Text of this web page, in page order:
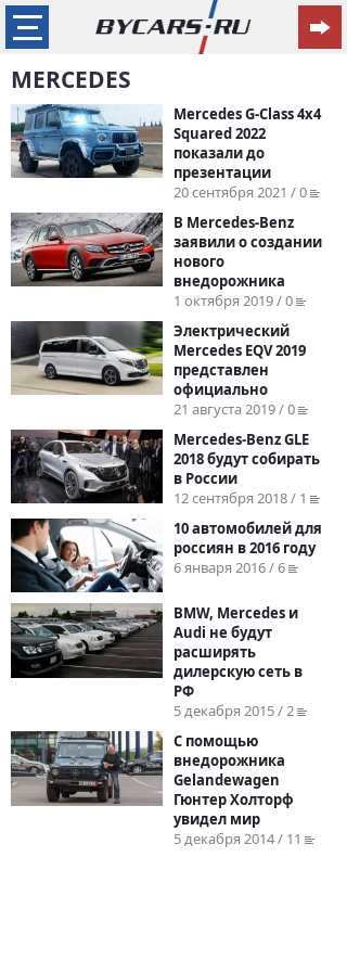
MERCEDES
Mercedes G-Class 4x4
Squared 2022
показали до
презентации
20 сентября 2021 / 0
В Mercedes-Benz
заявили о создании
нового
внедорожника
1 октября 2019 / 0
Электрический
Mercedes EQV 2019
представлен
официально
21 августа 2019 / 0
Mercedes-Benz GLE
2018 будут собирать
в России
12 сентября 2018 / 1
10 автомобилей для
россиян в 2016 году
6 января 2016 / 6
BMW, Mercedes и
Audi не будут
расширять
дилерскую сеть в
РФ
5 декабря 2015 / 2
С помощью
внедорожника
Gelandewagen
Гюнтер Холторф
увидел мир
5 декабря 2014 / 11